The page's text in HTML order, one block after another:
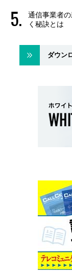
通信事業者
く秘訣とは
ダウン